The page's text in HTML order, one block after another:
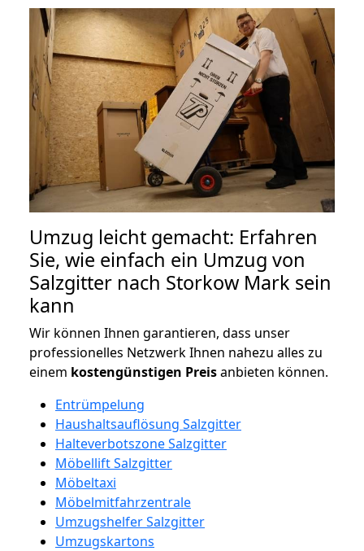
Umzug leicht gemacht: Erfahren
Sie, wie einfach ein Umzug von
Salzgitter nach Storkow Mark sein
kann
Wir können Ihnen garantieren, dass unser
professionelles Netzwerk Ihnen nahezu alles zu
einem kostengünstigen Preisanbieten können.
Entrümpelung
Haushaltsauflösung Salzgitter
Halteverbotszone Salzgitter
Möbellift Salzgitter
Möbeltaxi
Möbelmitfahrzentrale
Umzugshelfer Salzgitter
Umzugskartons